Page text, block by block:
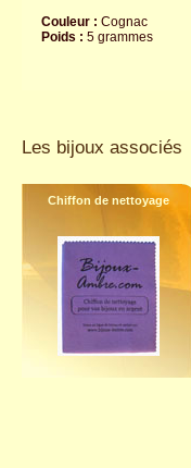
Couleur : Cognac
Poids : 5 grammes
Les bijoux associés
Chiffon de nettoyage